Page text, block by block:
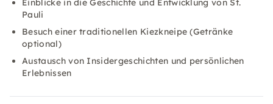
Einblicke in die Geschichte und Entwicklung von St.
Pauli
Besuch einer traditionellen Kiezkneipe (Getränke
optional)
Austausch von Insidergeschichten und persönlichen
Erlebnissen